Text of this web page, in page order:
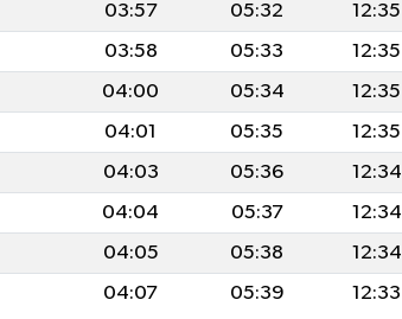
03:57 05:32 12:35
03:58 05:33 12:35
04:00 05:34 12:35
04:01 05:35 12:35
04:03 05:36 12:34
04:04 05:37 12:34
04:05 05:38 12:34
04:07 05:39 12:33